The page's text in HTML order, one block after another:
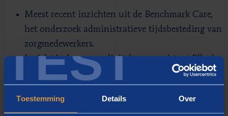
TEST
Toestemming Details Over
Meest recent inzichten uit de Benchmark Care,
het onderzoek administratieve tijdsbesteding van
zorgmedewerkers.
Inzicht in hoe onze digitale zorgassistent Elly de
efficiëntie en effectiviteit kan verhogen.
Echte praktijkvoorbeelden van succesvolle RPA-
implementaties in de zorg.